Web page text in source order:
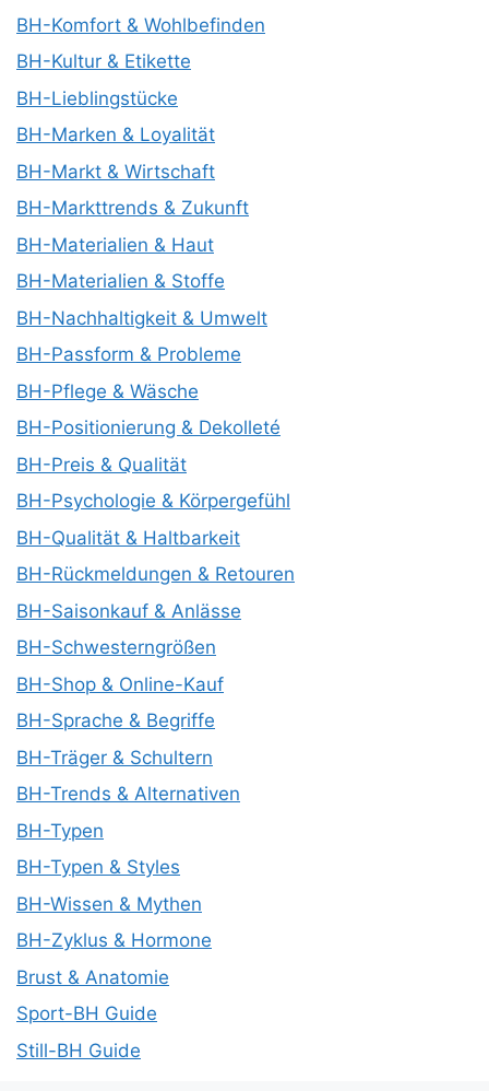
BH-Komfort & Wohlbefinden
BH-Kultur & Etikette
BH-Lieblingstücke
BH-Marken & Loyalität
BH-Markt & Wirtschaft
BH-Markttrends & Zukunft
BH-Materialien & Haut
BH-Materialien & Stoffe
BH-Nachhaltigkeit & Umwelt
BH-Passform & Probleme
BH-Pflege & Wäsche
BH-Positionierung & Dekolleté
BH-Preis & Qualität
BH-Psychologie & Körpergefühl
BH-Qualität & Haltbarkeit
BH-Rückmeldungen & Retouren
BH-Saisonkauf & Anlässe
BH-Schwesterngrößen
BH-Shop & Online-Kauf
BH-Sprache & Begriffe
BH-Träger & Schultern
BH-Trends & Alternativen
BH-Typen
BH-Typen & Styles
BH-Wissen & Mythen
BH-Zyklus & Hormone
Brust & Anatomie
Sport-BH Guide
Still-BH Guide